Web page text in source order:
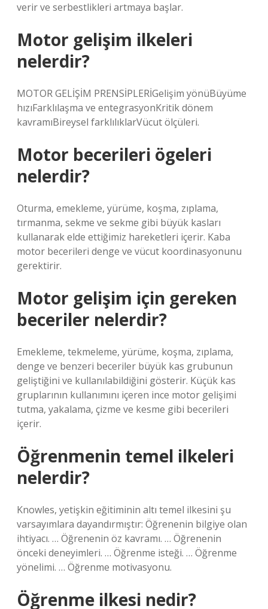
verir ve serbestlikleri artmaya başlar.
Motor gelişim ilkeleri
nelerdir?
MOTOR GELİŞİM PRENSİPLERİGelişim yönüBüyüme
hızıFarklılaşma ve entegrasyonKritik dönem
kavramıBireysel farklılıklarVücut ölçüleri.
Motor becerileri ögeleri
nelerdir?
Oturma, emekleme, yürüme, koşma, zıplama,
tırmanma, sekme ve sekme gibi büyük kasları
kullanarak elde ettiğimiz hareketleri içerir. Kaba
motor becerileri denge ve vücut koordinasyonunu
gerektirir.
Motor gelişim için gereken
beceriler nelerdir?
Emekleme, tekmeleme, yürüme, koşma, zıplama,
denge ve benzeri beceriler büyük kas grubunun
geliştiğini ve kullanılabildiğini gösterir. Küçük kas
gruplarının kullanımını içeren ince motor gelişimi
tutma, yakalama, çizme ve kesme gibi becerileri
içerir.
Öğrenmenin temel ilkeleri
nelerdir?
Knowles, yetişkin eğitiminin altı temel ilkesini şu
varsayımlara dayandırmıştır: Öğrenenin bilgiye olan
ihtiyacı. … Öğrenenin öz kavramı. … Öğrenenin
önceki deneyimleri. … Öğrenme isteği. … Öğrenme
yönelimi. … Öğrenme motivasyonu.
Öğrenme ilkesi nedir?